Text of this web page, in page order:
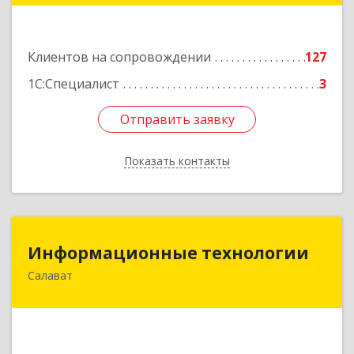
Клиентов на сопровождении
127
1С:Специалист
3
Отправить заявку
Показать контакты
Отправить заявку
Назад
Информационные технологии
Салават
Информационные технологии